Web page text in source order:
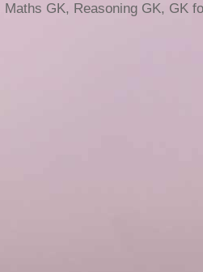
GK, Reasoning GK, GK